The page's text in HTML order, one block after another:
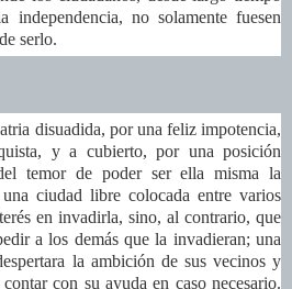
independencia, no solamente fuesen
serlo.
disuadida, por una feliz impotencia,
y a cubierto, por una posición
temor de poder ser ella misma la
ciudad libre colocada entre varios
en invadirla, sino, al contrario, que
a los demás que la invadieran; una
la ambición de sus vecinos y
con su ayuda en caso necesario.